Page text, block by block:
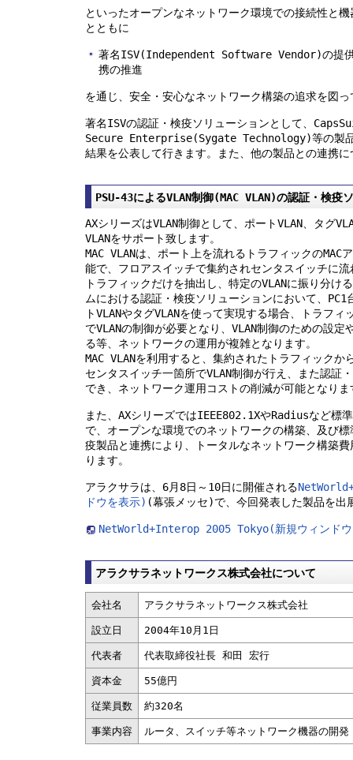
といったオープンなネットワーク環境での接続性と
とともに
著名ISV(Independent Software Vendor)の提供
携の推進
を通じ、安全・安心なネットワーク構築の追求を図
著名ISVの認証・検疫ソリューションとして、
Secure Enterprise(Sygate Technology)等の製品
結果を公表して行きます。また、他の製品との連携
PSU-43によるVLAN制御(MAC VLAN)の認証・検疫
AXシリーズはVLAN制御として、ポートVLAN、タグ
VLANをサポート致します。
MAC VLANは、ポート上を流れるトラフィックのMAC
能で、フロアスイッチで集約されセンタスイッチに
トラフィックだけを抽出し、特定のVLANに振り分け
ムにおける認証・検疫ソリューションにおいて、PC1
トVLANやタグVLANを使って実現する場合、トラフ
でVLANの制御が必要となり、VLAN制御のための設定
る等、ネットワークの運用が複雑となります。
MAC VLANを利用すると、集約されたトラフィックか
センタスイッチ一箇所でVLAN制御が行え、また認証
でき、ネットワーク運用コストの削減が可能となりま
また、AXシリーズではIEEE802.1XやRadiusなど標
で、オープンな環境でのネットワークの構築、及び
疫製品と連携により、トータルなネットワーク構築
ります。
アラクサラは、6月8日～10日に開催される
ドウを表示) (幕張メッセ)で、今回発表した製品を出
NetWorld+Interop 2005 Tokyo(新規ウィンド
アラクサラネットワークス株式会社について
会社名 アラクサラネットワークス株式会社
設立日 2004年10月1日
代表者 代表取締役社長 和田 宏行
資本金 55億円
従業員数 約320名
事業内容 ルータ、スイッチ等ネットワーク機器の開発